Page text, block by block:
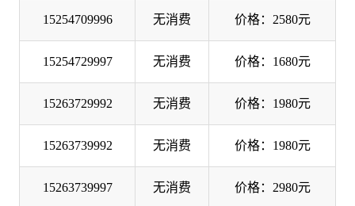
15254709996 无消费 价格：2580元
15254729997 无消费 价格：1680元
15263729992 无消费 价格：1980元
15263739992 无消费 价格：1980元
15263739997 无消费 价格：2980元